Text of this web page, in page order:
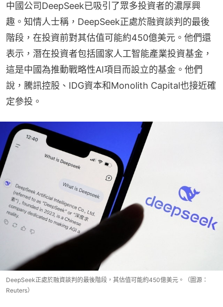
中國公司DeepSeek已吸引了眾多投資者的濃厚興
趣。知情人士稱，DeepSeek正處於融資談判的最後
階段，在投資前對其估值可能約450億美元。他們還
表示，潛在投資者包括國家人工智能產業投資基金，
這是中國為推動戰略性AI項目而設立的基金。他們
說，騰訊控股、IDG資本和Monolith Capital也接近確
定參投。
DeepSeek正處於融資談判的最後階段，其估值可能約450億美元。（圖源：
Reuters）